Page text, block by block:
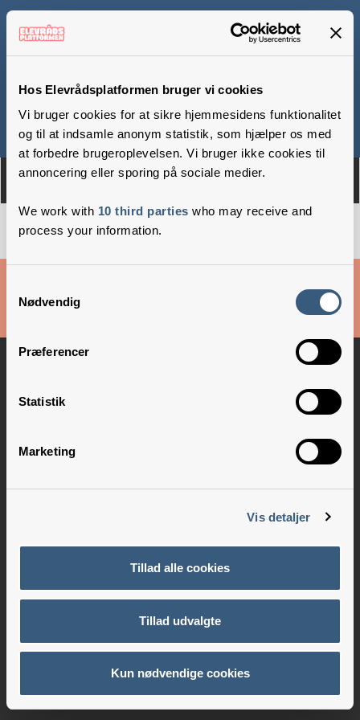
Hos Elevrådsplatformen bruger vi cookies
Vi bruger cookies for at sikre hjemmesidens funktionalitet
og til at indsamle anonym statistik, som hjælper os med
at forbedre brugeroplevelsen. Vi bruger ikke cookies til
annoncering eller sporing på sociale medier.
We work with 10 third parties who may receive and
process your information.
Nødvendig
Præferencer
Statistik
Marketing
Vis detaljer
Tillad alle cookies
Tillad udvalgte
Kun nødvendige cookies
Om Medlemmer